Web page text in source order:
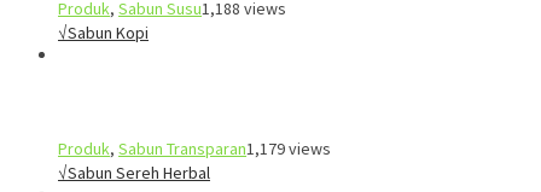
Produk, Sabun Susu1,188 views
√Sabun Kopi
Produk, Sabun Transparan1,179 views
√Sabun Sereh Herbal